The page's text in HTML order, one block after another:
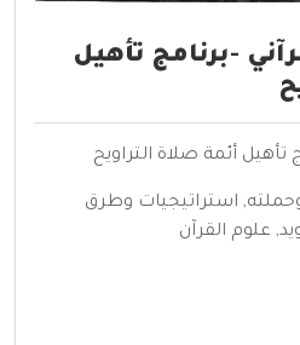
-برنامج تأهيل
تأهيل أئمة صلاة التراويح
, استراتيجيات وطرق
, علوم القرآن